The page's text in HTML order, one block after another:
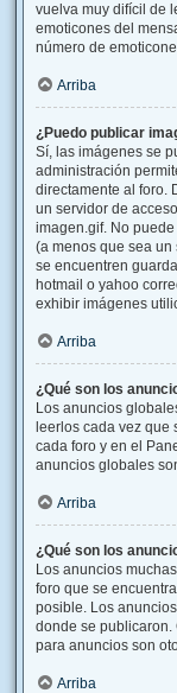
vuelva muy difícil de
emoticones del
número de
Arriba
¿Puedo publicar
Sí, las imágenes se
administración
directamente al foro.
un servidor de
imagen.gif. No
(a menos que sea
se encuentren
hotmail o yahoo
exhibir imágenes
Arriba
¿Qué son los
Los anuncios
leerlos cada vez
cada foro y en el
anuncios globales
Arriba
¿Qué son los
Los anuncios
foro que se
posible. Los
donde se
para anuncios son
Arriba